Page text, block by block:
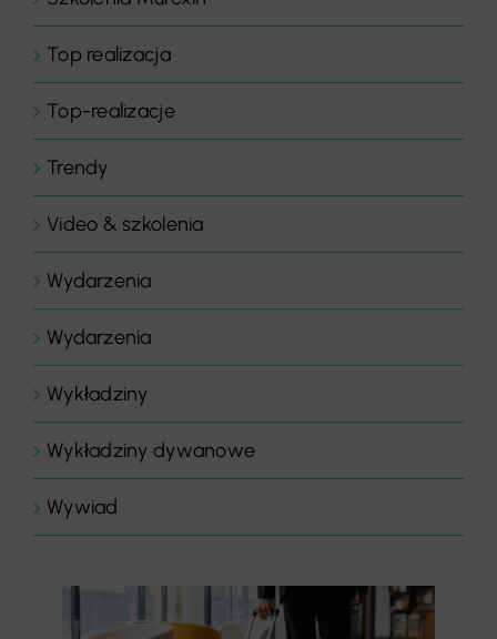
Top realizacja
Top-realizacje
Trendy
Video & szkolenia
Wydarzenia
Wydarzenia
Wykładziny
Wykładziny dywanowe
Wywiad